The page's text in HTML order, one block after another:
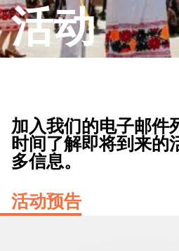
活动
加入我们的电子邮件
时间了解即将到来的
多信息。
活动预告